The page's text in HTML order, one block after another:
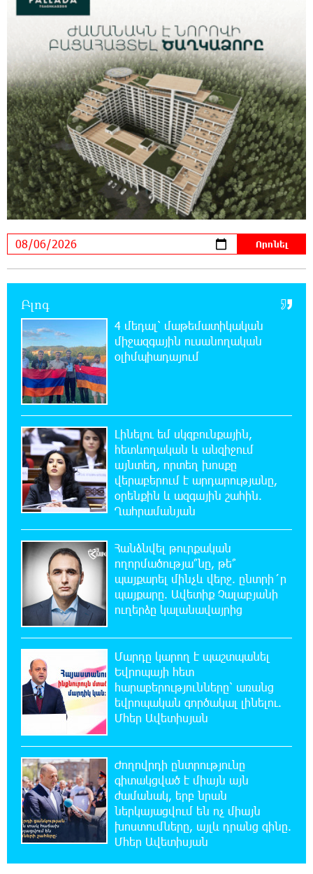
23:31:16 5-08-2026
Ջուր հավաքեք․ բազմաթիվ հասցեներում
ջուր չի լինելու
23:13:33 5-08-2026
Եվրոպայի մայրաքաղաքները գրանցում են
շոգի նոր ռեկորդներ
22:54:16 5-08-2026
Զովունի-Եղվարդ ճանապարհին բախվել են
«Alfa Romeo»-ն և «Opel»-ը. կա վիրավոր
22:44:25 5-08-2026
Անունս տալուց առաջ գոնե լվացվեք․ Էդմոն
բանտերը լիքն են քաղբանտարկյալներով,
նորերին բերելու համար, քանի որ տեղ չկա, հերթափոխով
հներին ուղարկում են տնային կալանքի․ Անահիտ
Ադամյան
22:36:21 5-08-2026
Իրանն ու Օմանը համաձայնեցրել են
Հորմուզի նեղուցով նոր երթուղու
կոորդինատները
22:35:49 5-08-2026
Կարենիսի Առաքելոց վանք, 5-րդ դար.
պաշտպանենք մեր եկեղեցին․ Մենուա
22:26:38 5-08-2026
Tete A Tete նախագծի շրջանակներում
Նարեկ Կարապետյանը հարցազրույց է տվել
Մհեր Բաղդասարյանին
Կեղծ էջով քաղաքացիներին առաջարկվում
է մասնակցել խաղարկության․ զգուշացում
21:59:34 5-08-2026
Հարավային Լիբանանում պայթյունի
իսրայելցի զինծառայող
21:39:45 5-08-2026
Բախվել են «Jeep»-ն ու «Ford»-ը. կա 4
վիրավոր
Բլոգ
4 մեդալ՝ մաթեմատիկական
միջազգային ուսանողական
օլիմպիադայում
Լինելու եմ սկզբունքային,
հետևողական և անզիջում
այնտեղ, որտեղ խոսքը
վերաբերում է արդարությանը,
օրենքին և ազգային շահին.
Ղահրամանյան
Հանձնվել թուրքական
ողորմածությա՞նը, թե՞
պայքարել մինչև վերջ. ընտրի´ր
պայքարը. Ավետիք Չալաբյանի
ուղերձը կալանավայրից
Մարդը կարող է պաշտպանել
Եվրոպայի հետ
հարաբերությունները՝ առանց
եվրոպական գործակալ լինելու.
Մհեր Ավետիսյան
Ժողովրդի ընտրությունը
գիտակցված է միայն այն
ժամանակ, երբ նրան
ներկայացվում են ոչ միայն
խոստումները, այլև դրանց գինը.
Մհեր Ավետիսյան